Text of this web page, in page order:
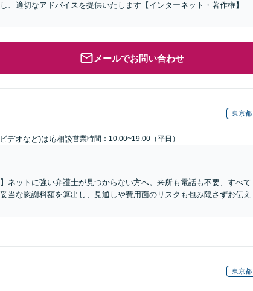
、適切なアドバイスを提供いたします【インターネット・著作権】
メールでお問い合わせ
東京都
デオなど)は応相談営業時間：10:00~19:00（平日）
ネットに強い弁護士が見つからない方へ。来所も電話も不要、すべて
当な慰謝料額を算出し、見通しや費用面のリスクも包み隠さずお伝え
東京都